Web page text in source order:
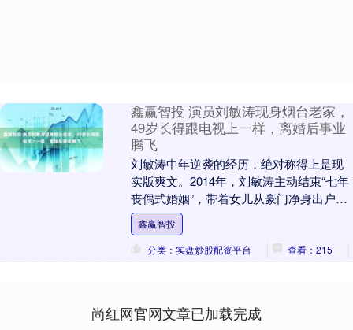
鑫赢智投 演员刘敏涛现身烟台老家，
49岁长得跟电视上一样，离婚后事业
腾飞
刘敏涛中年逆袭的经历，绝对称得上是现
实版爽文。2014年，刘敏涛主动结束“七年
丧偶式婚姻”，带着女儿从豪门净身出户，
之后她从零开始鑫赢智投，凭借《》《琅
琊榜》等....
鑫赢智投
分类：实盘炒股配资平台
查看：215
尚红网官网文章已加载完成